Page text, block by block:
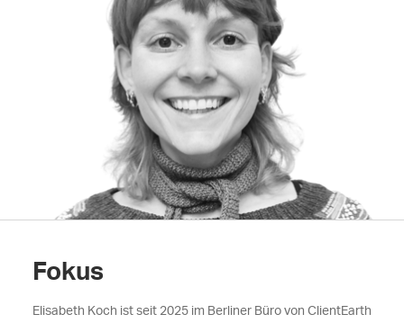
Fokus
Elisabeth Koch ist seit 2025 im Berliner Büro von ClientEarth